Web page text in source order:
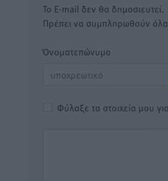
Το E-mail δεν θα δημοσιευτεί.
Πρέπει να συμπληρωθούν
Όνοματεπώνυμο
Φύλαξε τα στοιχεία μου